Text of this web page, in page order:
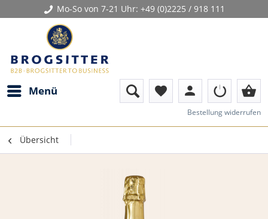
Mo-So von 7-21 Uhr: +49 (0)2225 / 918 111
Menü favorite person shopping_basket
Bestellung widerrufen
Übersicht